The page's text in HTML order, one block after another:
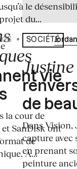
vie
la cour de
SanDisk ont
de
À...
le
du...
• Écrit par
SOCIÉTÉ
de
Dans
capture avec
en prenant
peinture